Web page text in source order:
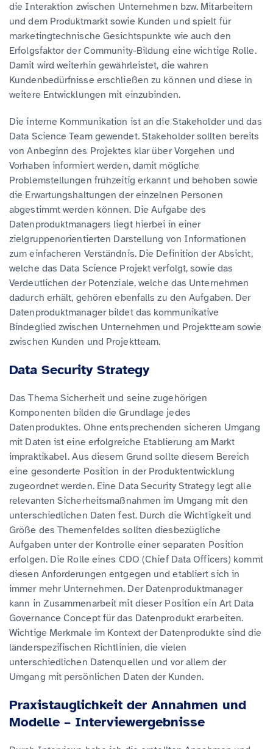
die Interaktion zwischen Unternehmen bzw. Mitarbeitern
und dem Produktmarkt sowie Kunden und spielt für
marketingtechnische Gesichtspunkte wie auch den
Erfolgsfaktor der Community-Bildung eine wichtige Rolle.
Damit wird weiterhin gewährleistet, die wahren
Kundenbedürfnisse erschließen zu können und diese in
weitere Entwicklungen mit einzubinden.
Die interne Kommunikation ist an die Stakeholder und das
Data Science Team gewendet. Stakeholder sollten bereits
von Anbeginn des Projektes klar über Vorgehen und
Vorhaben informiert werden, damit mögliche
Problemstellungen frühzeitig erkannt und behoben sowie
die Erwartungshaltungen der einzelnen Personen
abgestimmt werden können. Die Aufgabe des
Datenproduktmanagers liegt hierbei in einer
zielgruppenorientierten Darstellung von Informationen
zum einfacheren Verständnis. Die Definition der Absicht,
welche das Data Science Projekt verfolgt, sowie das
Verdeutlichen der Potenziale, welche das Unternehmen
dadurch erhält, gehören ebenfalls zu den Aufgaben. Der
Datenproduktmanager bildet das kommunikative
Bindeglied zwischen Unternehmen und Projektteam sowie
zwischen Kunden und Projektteam.
Data Security Strategy
Das Thema Sicherheit und seine zugehörigen
Komponenten bilden die Grundlage jedes
Datenproduktes. Ohne entsprechenden sicheren Umgang
mit Daten ist eine erfolgreiche Etablierung am Markt
impraktikabel. Aus diesem Grund sollte diesem Bereich
eine gesonderte Position in der Produktentwicklung
zugeordnet werden. Eine Data Security Strategy legt alle
relevanten Sicherheitsmaßnahmen im Umgang mit den
unterschiedlichen Daten fest. Durch die Wichtigkeit und
Größe des Themenfeldes sollten diesbezügliche
Aufgaben unter der Kontrolle einer separaten Position
erfolgen. Die Rolle eines CDO (Chief Data Officers) kommt
diesen Anforderungen entgegen und etabliert sich in
immer mehr Unternehmen. Der Datenproduktmanager
kann in Zusammenarbeit mit dieser Position ein Art Data
Governance Concept für das Datenprodukt erarbeiten.
Wichtige Merkmale im Kontext der Datenprodukte sind die
länderspezifischen Richtlinien, die vielen
unterschiedlichen Datenquellen und vor allem der
Umgang mit persönlichen Daten der Kunden.
Praxistauglichkeit der Annahmen und
Modelle – Interviewergebnisse